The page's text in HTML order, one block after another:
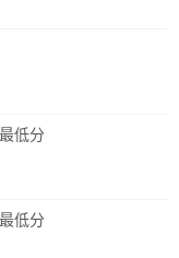
低分
低分